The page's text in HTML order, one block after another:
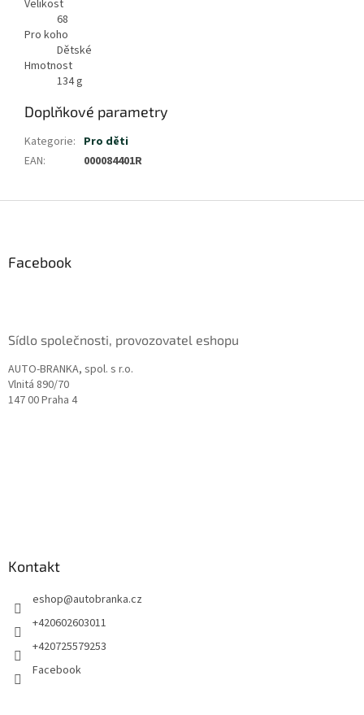
Velikost
68
Pro koho
Dětské
Hmotnost
134g
Doplňkové parametry
Kategorie: Pro děti
EAN: 000084401R
Facebook
Sídlo společnosti, provozovatel eshopu
AUTO-BRANKA, spol. s r.o.
Vlnitá 890/70
147 00 Praha 4
Kontakt
eshop@autobranka.cz
+420602603011
+420725579253
Facebook